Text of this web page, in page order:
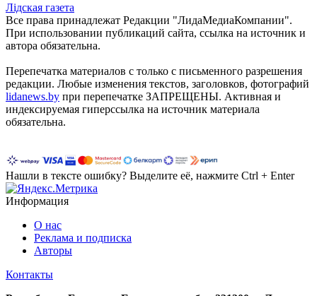
Лiдская газета
Все права принадлежат Редакции "ЛидаМедиаКомпании".
При использовании публикаций сайта, ссылка на источник и
автора обязательна.
Перепечатка материалов c только с письменного разрешения
редакции. Любые изменения текстов, заголовков, фотографий
lidanews.by при перепечатке ЗАПРЕЩЕНЫ. Активная и
индексируемая гиперссылка на источник материала
обязательна.
Нашли в тексте ошибку? Выделите её, нажмите Ctrl + Enter
Информация
О нас
Реклама и подписка
Авторы
Контакты